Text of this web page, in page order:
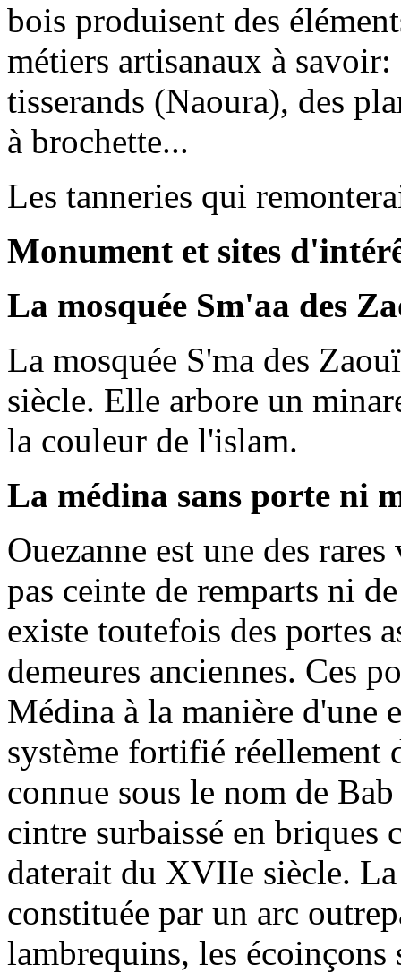
bois produisent des
métiers artisanaux à
tisserands (Naoura), des
à brochette...
Les tanneries qui
Monument et sites
La mosquée Sm'aa des
La mosquée S'ma des
siècle. Elle arbore un
la couleur de l'islam.
La médina sans porte ni
Ouezanne est une des
pas ceinte de remparts ni
existe toutefois des portes
demeures anciennes. Ces
Médina à la manière d'une
système fortifié
connue sous le nom de
cintre surbaissé en briques
daterait du XVIIe siècle. La
constituée par un arc
lambrequins, les